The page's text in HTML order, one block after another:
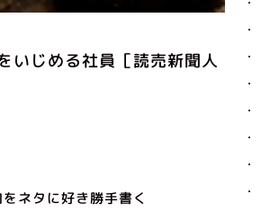
いじめる社員［読売新聞人
ネタに好き勝手書く